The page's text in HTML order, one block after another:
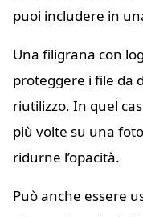
puoi includere in
Una filigrana con
proteggere i file da
riutilizzo. In quel
più volte su una
ridurne l’opacità.
Può anche essere